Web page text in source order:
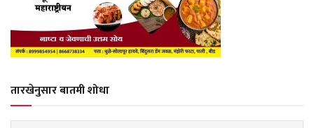
तारखेनुसार बातमी शोधा